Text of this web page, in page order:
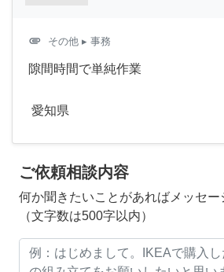
attachment その他 ▸ 事務
隙間時間で単純作業
愛知県
ご依頼相談内容
何か聞きたいことがあればメッセ
（文字数は500字以内）